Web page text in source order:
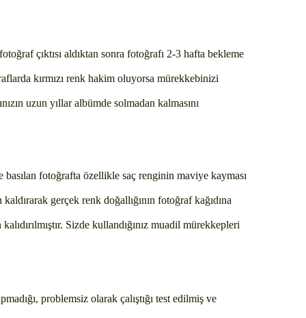
çıktısı aldıktan sonra fotoğrafı 2-3 hafta bekleme
kırmızı renk hakim oluyorsa mürekkebinizi
uzun yıllar albümde solmadan kalmasını
fotoğrafta özellikle saç renginin maviye kayması
gerçek renk doğallığının fotoğraf kağıdına
Sizde kullandığınız muadil mürekkepleri
problemsiz olarak çalıştığı test edilmiş ve